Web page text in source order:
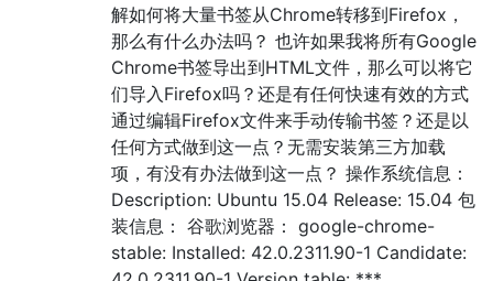
解如何将大量书签从Chrome转移到Firefox，
那么有什么办法吗？ 也许如果我将所有Google
Chrome书签导出到HTML文件，那么可以将它
们导入Firefox吗？还是有任何快速有效的方式
通过编辑Firefox文件来手动传输书签？还是以
任何方式做到这一点？无需安装第三方加载
项，有没有办法做到这一点？ 操作系统信息：
Description: Ubuntu 15.04 Release: 15.04 包
装信息： 谷歌浏览器： google-chrome-
stable: Installed: 42.0.2311.90-1 Candidate: